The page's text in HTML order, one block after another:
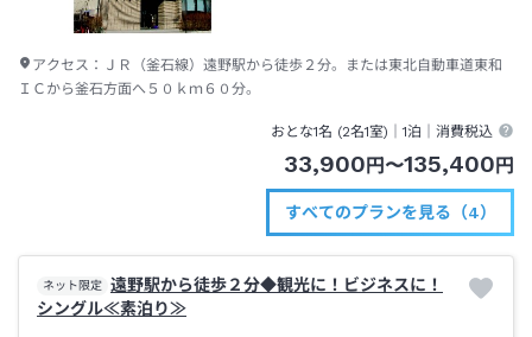
アクセス： ＪＲ（釜石線）遠野駅から徒歩２分。または東北自動車道東和
ＩＣから釜石方面へ５０ｋｍ６０分。
おとな1名 (2名1室)｜1泊 ｜消費税込
33,900 円 〜135,400 円
すべてのプランを見る（4）
ネット限定
遠野駅から徒歩２分◆観光に！ビジネスに！
シングル≪素泊り≫